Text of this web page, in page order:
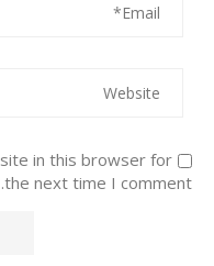
in this browser for
the next time I comment.